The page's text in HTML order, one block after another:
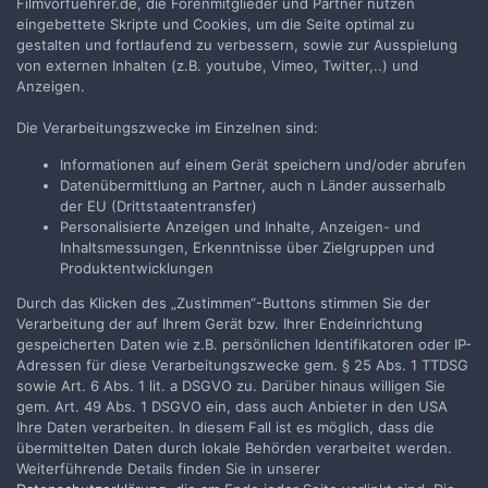
Teilen Folgen
Zur Themenübersicht
Filmvorführer.de via Google durchsuchen:
Sprache
Impressum / Datenschutzerklärung
Nutzungsbedingungen
Realisierung: IN-Solution
Powered by Invision Community
eingebettete Skripte und Cookies, um die Seite optimal zu
gestalten und fortlaufend zu verbessern, sowie zur Ausspielung
von externen Inhalten (z.B. youtube, Vimeo, Twitter,..) und
Anzeigen.
Die Verarbeitungszwecke im Einzelnen sind:
Informationen auf einem Gerät speichern und/oder abrufen
Datenübermittlung an Partner, auch n Länder ausserhalb
der EU (Drittstaatentransfer)
Personalisierte Anzeigen und Inhalte, Anzeigen- und
Inhaltsmessungen, Erkenntnisse über Zielgruppen und
Produktentwicklungen
Durch das Klicken des „Zustimmen“-Buttons stimmen Sie der
Verarbeitung der auf Ihrem Gerät bzw. Ihrer Endeinrichtung
gespeicherten Daten wie z.B. persönlichen Identifikatoren oder IP-
Adressen für diese Verarbeitungszwecke gem. § 25 Abs. 1 TTDSG
sowie Art. 6 Abs. 1 lit. a DSGVO zu. Darüber hinaus willigen Sie
gem. Art. 49 Abs. 1 DSGVO ein, dass auch Anbieter in den USA
Ihre Daten verarbeiten. In diesem Fall ist es möglich, dass die
übermittelten Daten durch lokale Behörden verarbeitet werden.
Weiterführende Details finden Sie in unserer